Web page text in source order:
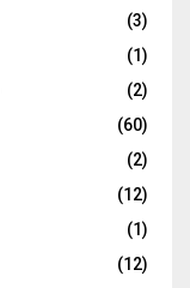
(3)
(1)
(2)
(60)
(2)
(12)
(1)
(12)